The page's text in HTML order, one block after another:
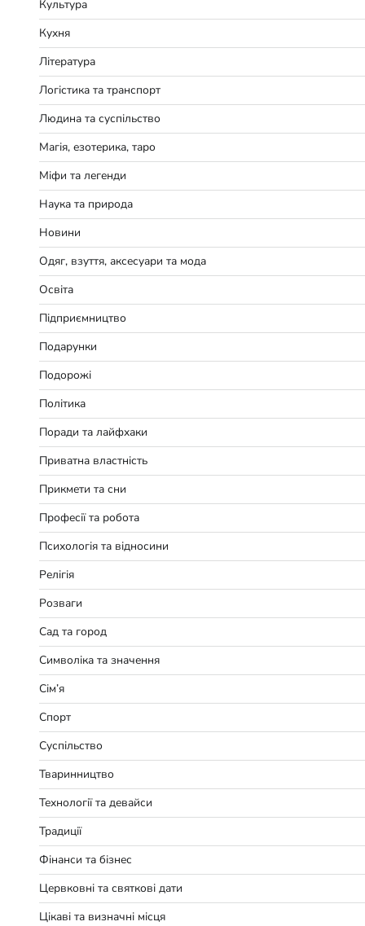
Культура
Кухня
Література
Логістика та транспорт
Людина та суспільство
Магія, езотерика, таро
Міфи та легенди
Наука та природа
Новини
Одяг, взуття, аксесуари та мода
Освіта
Підприємництво
Подарунки
Подорожі
Політика
Поради та лайфхаки
Приватна властність
Прикмети та сни
Професії та робота
Психологія та відносини
Релігія
Розваги
Сад та город
Символіка та значення
Сім’я
Спорт
Суспільство
Тваринництво
Технології та девайси
Традиції
Фінанси та бізнес
Цервковні та святкові дати
Цікаві та визначні місця